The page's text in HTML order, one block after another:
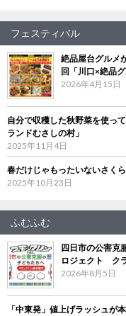
フェスティバル
絶品屋台グルメ
回「川口×絶品
2026年4月15日
自分で収穫した秋野菜を使っ
ランドむさしの村」
2025年11月4日
春だけじゃもったいないさく
2025年10月23日
ふむふむ
四日市の公害克
ロジェクト ク
2026年8月5日
「中東発」値上げラッシュ